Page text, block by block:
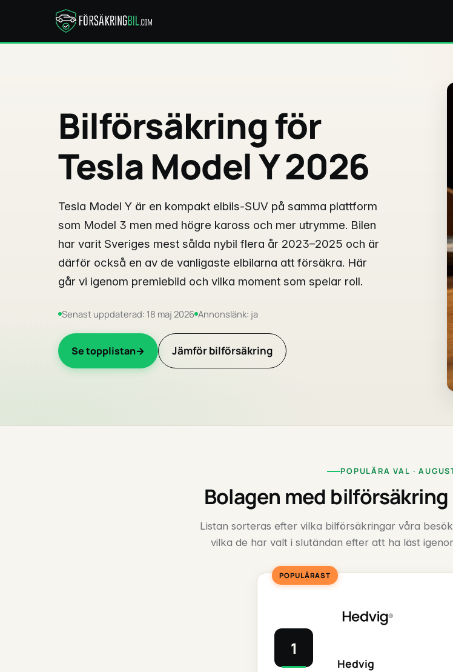
Bilförsäkring för
Tesla Model Y 2026
Tesla Model Y är en kompakt elbils-SUV på samma plattform
som Model 3 men med högre kaross och mer utrymme. Bilen
har varit Sveriges mest sålda nybil flera år 2023–2025 och är
därför också en av de vanligaste elbilarna att försäkra. Här
går vi igenom premiebild och vilka moment som spelar roll.
Senast uppdaterad: 18 maj 2026 Annonslänk: ja
Se topplistan Jämför bilförsäkring
POPULÄRA VAL ·
Bolagen med bilförsäkring
Listan sorteras efter vilka bilförsäkringar våra
vilka de har valt i slutändan efter att ha läst
POPULÄRAST
1
Hedvig